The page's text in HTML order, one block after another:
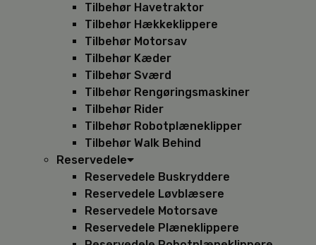
Tilbehør Havetraktor
Tilbehør Hækkeklippere
Tilbehør Motorsav
Tilbehør Kæder
Tilbehør Sværd
Tilbehør Rengøringsmaskiner
Tilbehør Rider
Tilbehør Robotplæneklipper
Tilbehør Walk Behind
Reservedele
Reservedele Buskryddere
Reservedele Løvblæsere
Reservedele Motorsave
Reservedele Plæneklippere